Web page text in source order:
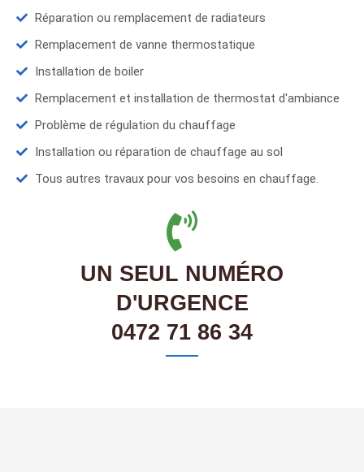
Réparation ou remplacement de radiateurs
Remplacement de vanne thermostatique
Installation de boiler
Remplacement et installation de thermostat d'ambiance
Problème de régulation du chauffage
Installation ou réparation de chauffage au sol
Tous autres travaux pour vos besoins en chauffage.
UN SEUL NUMÉRO
D'URGENCE
0472 71 86 34